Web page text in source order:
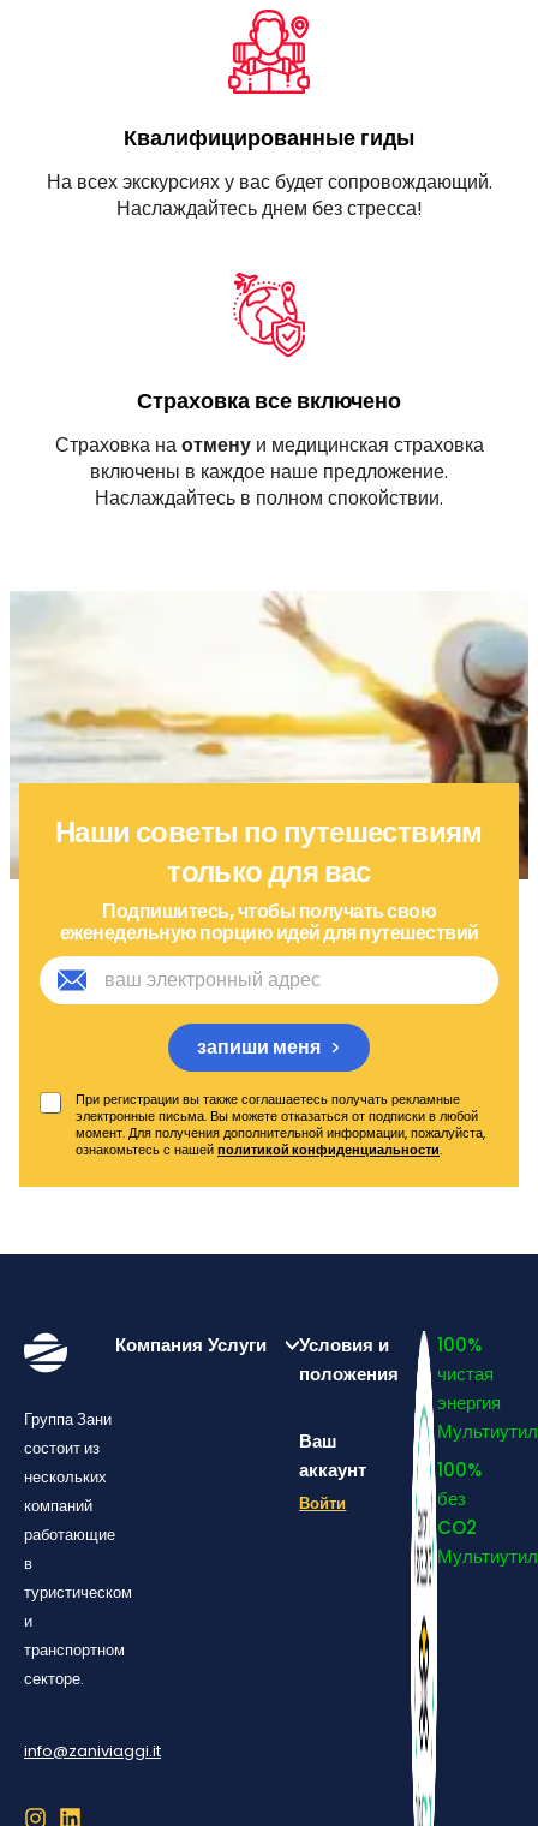
Квалифицированные гиды
На всех экскурсиях у вас будет сопровождающий.
Наслаждайтесь днем без стресса!
Страховка все включено
Страховка наотменуи медицинская страховка
включены в каждое наше предложение.
Наслаждайтесь в полном спокойствии.
Наши советы по путешествиям
только для вас
Подпишитесь, чтобы получать свою
еженедельную порцию идей для путешествий
При регистрации вы также соглашаетесь получать рекламные
электронные письма. Вы можете отказаться от подписки в любой
момент. Для получения дополнительной информации, пожалуйста,
ознакомьтесь с нашейполитикой конфиденциальности.
запиши меня
Группа Зани
состоит из
нескольких
компаний
работающие
в
туристическом
и
транспортном
секторе.
info@zaniviaggi.it
Компания Услуги
Условия и
положения
Ваш
аккаунт
Войти
100%
чистая
энергия
100%
без
CO2